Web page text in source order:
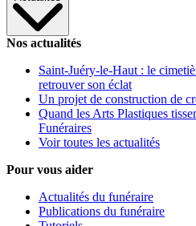
Nos actualités
Saint-Juéry-le-Haut : le
retrouver son éclat
Un projet de construction de
Quand les Arts Plastiques
Funéraires
Voir toutes les actualités
Pour vous aider
Actualités du funéraire
Publications du funéraire